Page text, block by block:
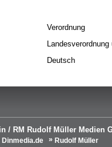
Verordnung
Deutsch
/ RM Rudolf Müller Medien
Dinmedia.de Rudolf Müller